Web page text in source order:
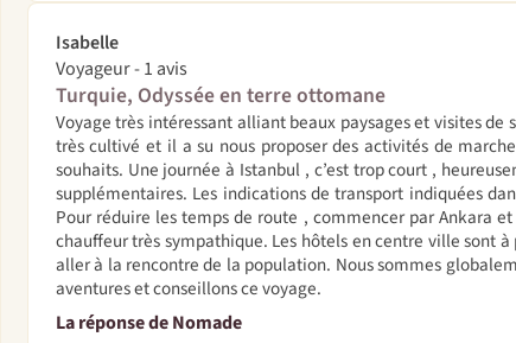
Isabelle
Voyageur - 1 avis
Turquie, Odyssée en terre ottomane
Voyage très intéressant alliant beaux paysages et visites
très cultivé et il a su nous proposer des activités de
souhaits. Une journée à Istanbul , c’est trop court ,
supplémentaires. Les indications de transport indiquées
Pour réduire les temps de route , commencer par Ankara
chauffeur très sympathique. Les hôtels en centre ville sont
aller à la rencontre de la population. Nous sommes
aventures et conseillons ce voyage.
La réponse de Nomade